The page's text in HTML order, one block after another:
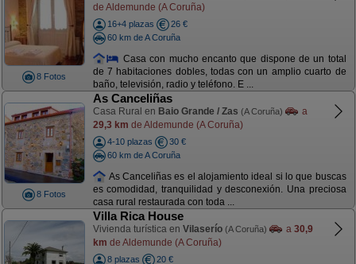
8 Fotos
de Aldemunde (A Coruña)
16+4 plazas
26 €
60 km de A Coruña
Casa con mucho encanto que dispone de un total
de 7 habitaciones dobles, todas con un amplio cuarto de
baño, televisión, radio y teléfono. E ...
8 Fotos
As Canceliñas
Casa Rural en Baio Grande / Zas (A Coruña)
a
29,3 km de Aldemunde (A Coruña)
4-10 plazas
30 €
60 km de A Coruña
As Canceliñas es el alojamiento ideal si lo que buscas
es comodidad, tranquilidad y desconexión. Una preciosa
casa rural restaurada con toda ...
Villa Rica House
Vivienda turística en Vilaserío (A Coruña) a 30,9
km de Aldemunde (A Coruña)
8 plazas 20 €